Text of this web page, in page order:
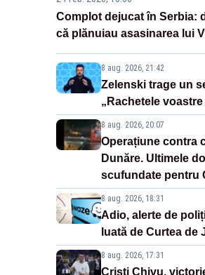
Complot dejucat în Serbia:
că plănuiau asasinarea lui
8 aug. 2026, 21:42
Zelenski trage un
„Rachetele
8 aug. 2026, 20:07
Operațiune contra
Dunăre. Ultimele
scufundate pentru
8 aug. 2026, 18:31
Adio, alerte de
luată de Curtea de
8 aug. 2026, 17:31
Cristi Chivu,